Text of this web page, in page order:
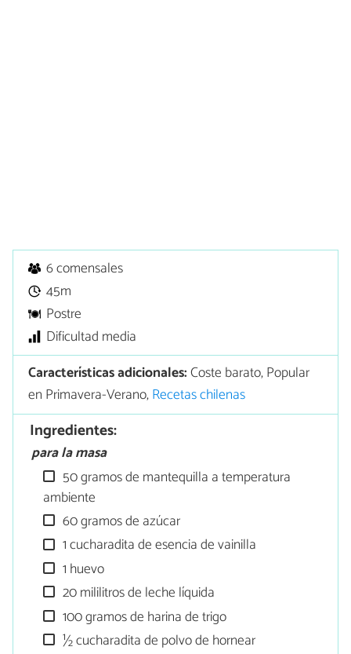
6 comensales
45m
Postre
Dificultad media
Características adicionales:Coste barato, Popular
en Primavera-Verano,Recetas chilenas
Ingredientes:
para la masa
50 gramos de mantequilla a temperatura
ambiente
60 gramos de azúcar
1 cucharadita de esencia de vainilla
1 huevo
20 mililitros de leche líquida
100 gramos de harina de trigo
½ cucharadita de polvo de hornear